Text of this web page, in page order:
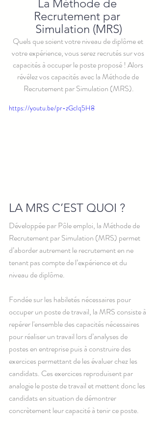
La Méthode de
Recrutement par
Simulation (MRS)
Quels que soient votre niveau de diplôme et
votre expérience, vous serez recrutés sur vos
capacités à occuper le poste proposé ! Alors
révélez vos capacités avec la Méthode de
Recrutement par Simulation (MRS).
https://youtu.be/pr-zGcIq5H8
LA MRS C’EST QUOI ?
Développée par Pôle emploi, la Méthode de
Recrutement par Simulation (MRS) permet
d’aborder autrement le recrutement en ne
tenant pas compte de l’expérience et du
niveau de diplôme.
Fondée sur les habiletés nécessaires pour
occuper un poste de travail, la MRS consiste à
repérer l'ensemble des capacités nécessaires
pour réaliser un travail lors d’analyses de
postes en entreprise puis à construire des
exercices permettant de les évaluer chez les
candidats. Ces exercices reproduisent par
analogie le poste de travail et mettent donc les
candidats en situation de démontrer
concrètement leur capacité à tenir ce poste.